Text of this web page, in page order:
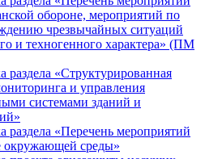
обороне, мероприятий по
чрезвычайных ситуаций
и техногенного характера» (ПМ
раздела «Структурированная
и управления
системами зданий и
раздела «Перечень мероприятий
окружающей среды»